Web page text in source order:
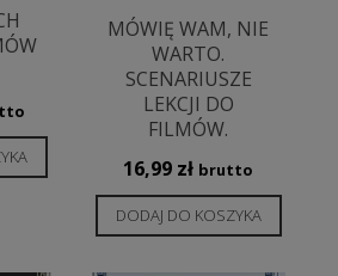
MÓWIĘ WAM, NIE
WARTO.
SCENARIUSZE
LEKCJI DO
FILMÓW.
16,99 zł brutto
DODAJ DO KOSZYKA